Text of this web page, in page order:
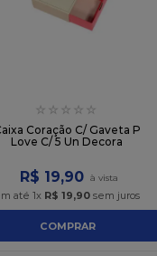
☆ ☆ ☆ ☆ ☆
Coração C/ Gaveta P
Love C/ 5 Un Decora
R$ 19,90
até1x R$ 19,90 sem juros
COMPRAR